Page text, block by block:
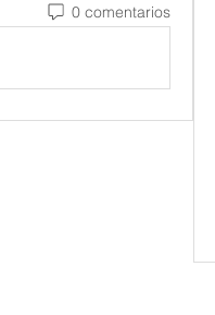
0 comentarios